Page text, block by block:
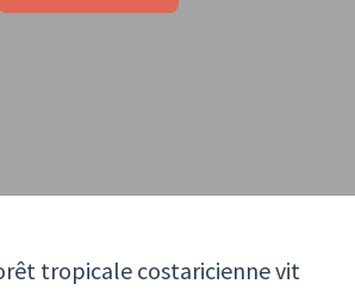
tropicale costaricienne vit